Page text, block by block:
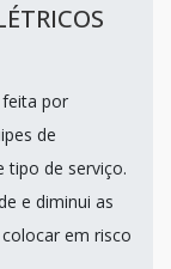
por
de
tipo de serviço.
e diminui as
em risco